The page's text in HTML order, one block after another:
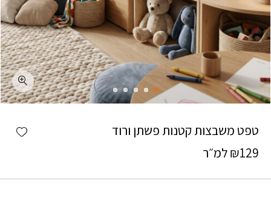
טפט משבצות קטנות פשתן ורוד
₪129 למ״ר